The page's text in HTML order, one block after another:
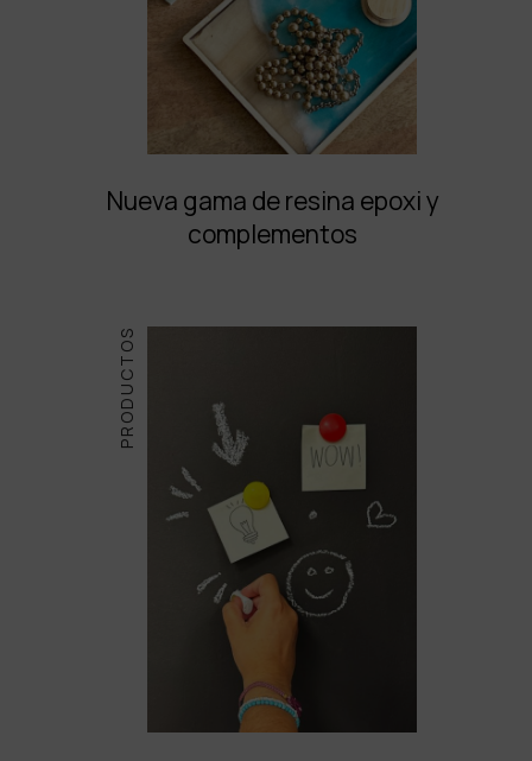
Nueva gama de resina epoxi y
complementos
PRODUCTOS